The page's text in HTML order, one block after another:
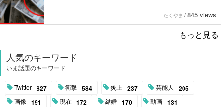
たくやま / 845 views
もっと見る
人気のキーワード
いま話題のキーワード
Twitter 827 衝撃 584 炎上 237 芸能人 205
画像 191 現在 172 結婚 170 動画 131